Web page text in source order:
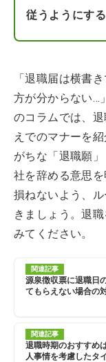
従うようにする
「退職届は横書
方が分からない…
のコラムでは、
えでのマナーを
がちな「退職願
社を辞める意思
損ねないよう、
きましょう。退
みてください。
関連記事
源泉徴収票に退職日
てもらえない場合の
関連記事
退職時期のおすすめ
人事情を考慮したタ